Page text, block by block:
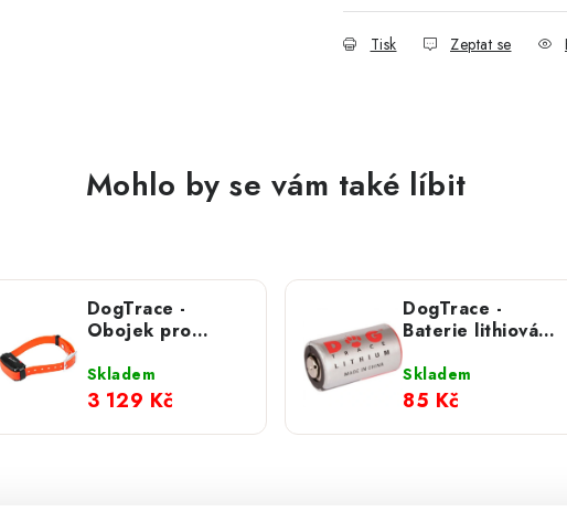
Tisk Zeptat se
Mohlo by se vám také líbit
DogTrace -
Obojek pro
d‑control
professional ONE
Skladem
3 129 Kč
DogTrace -
Baterie lithiová
Skladem
85 Kč